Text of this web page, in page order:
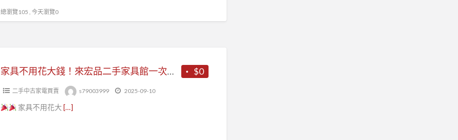
總瀏覽105 , 今天瀏覽0
$0
家具不用花大錢！來宏品二手家具館一次搞定
二手中古家電買賣 s79003999 2025-09-10
家具不用花大[…]